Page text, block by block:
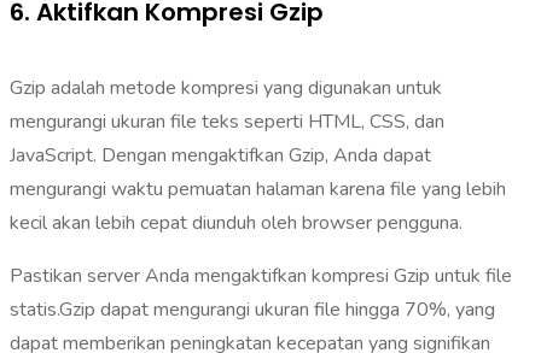
6. Aktifkan Kompresi Gzip
Gzip adalah metode kompresi yang digunakan untuk
mengurangi ukuran file teks seperti HTML, CSS, dan
JavaScript. Dengan mengaktifkan Gzip, Anda dapat
mengurangi waktu pemuatan halaman karena file yang lebih
kecil akan lebih cepat diunduh oleh browser pengguna.
Pastikan server Anda mengaktifkan kompresi Gzip untuk file
statis.Gzip dapat mengurangi ukuran file hingga 70%, yang
dapat memberikan peningkatan kecepatan yang signifikan